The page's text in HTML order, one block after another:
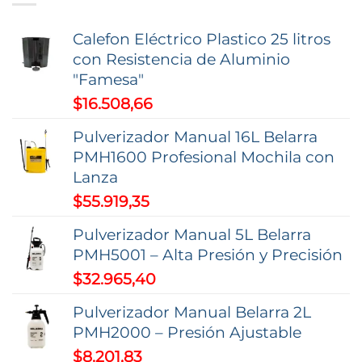
se
pueden
página
de
Calefon Eléctrico Plastico 25 litros
con Resistencia de Aluminio
"Famesa"
$16.508,66
Pulverizador Manual 16L Belarra
PMH1600 Profesional Mochila con
Lanza
$55.919,35
Pulverizador Manual 5L Belarra
PMH5001 – Alta Presión y Precisión
$32.965,40
Pulverizador Manual Belarra 2L
PMH2000 – Presión Ajustable
$8.201,83